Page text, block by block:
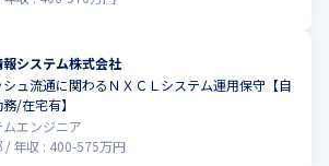
報システム株式会社
シュ流通に関わるＮＸＣＬシステム運用保守【自
/在宅有】
ムエンジニア
年収 : 400-575万円